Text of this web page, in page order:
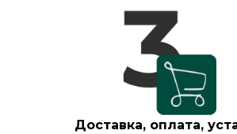
Доставка, оплата,